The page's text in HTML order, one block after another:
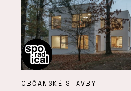
OBČANSKÉ STAVBY